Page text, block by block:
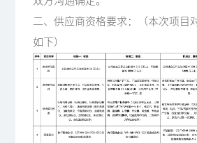
二、供应商资格要求：（本次项目
如下）